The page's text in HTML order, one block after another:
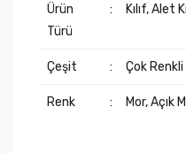
Ürün
Türü
: Kılıf, Alet
Çeşit : Çok Renkli
Renk : Mor, Açık